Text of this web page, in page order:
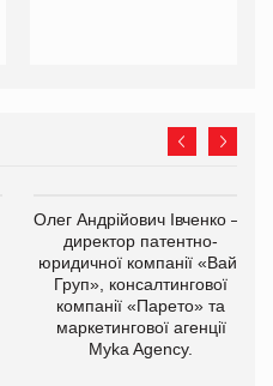
Олег Андрійович Івченко —
директор патентно-
юридичної компанії «Вайз
Груп», консалтингової
компанії «Парето» та
маркетингової агенції
Myka Agency.